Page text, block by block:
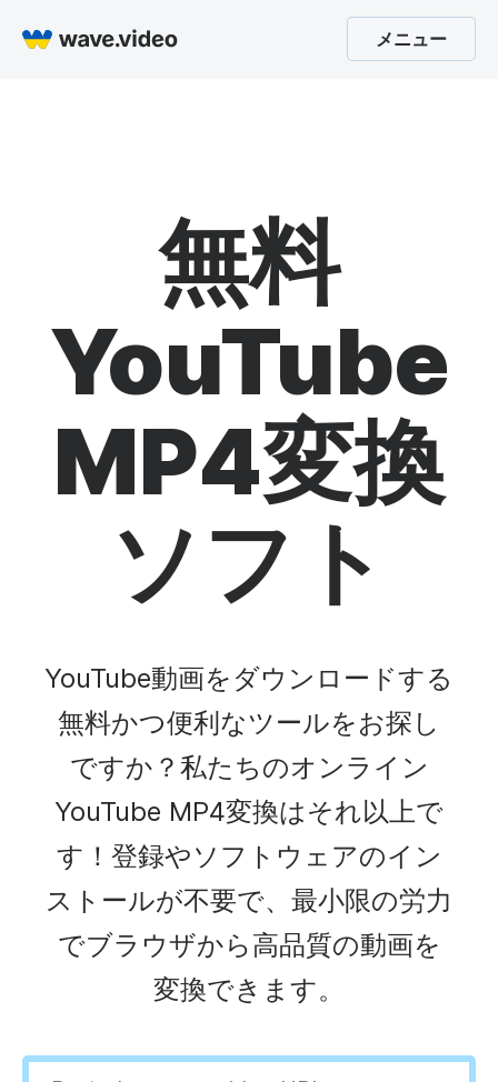
メニュー
無料
YouTube
MP4変換
ソフト
YouTube動画をダウンロードする
無料かつ便利なツールをお探し
ですか？私たちのオンライン
YouTube MP4変換はそれ以上で
す！登録やソフトウェアのイン
ストールが不要で、最小限の労力
でブラウザから高品質の動画を
変換できます。